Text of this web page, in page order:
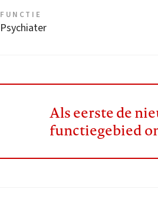
FUNCTIE
Psychiater
Als eerste de
functiegebied